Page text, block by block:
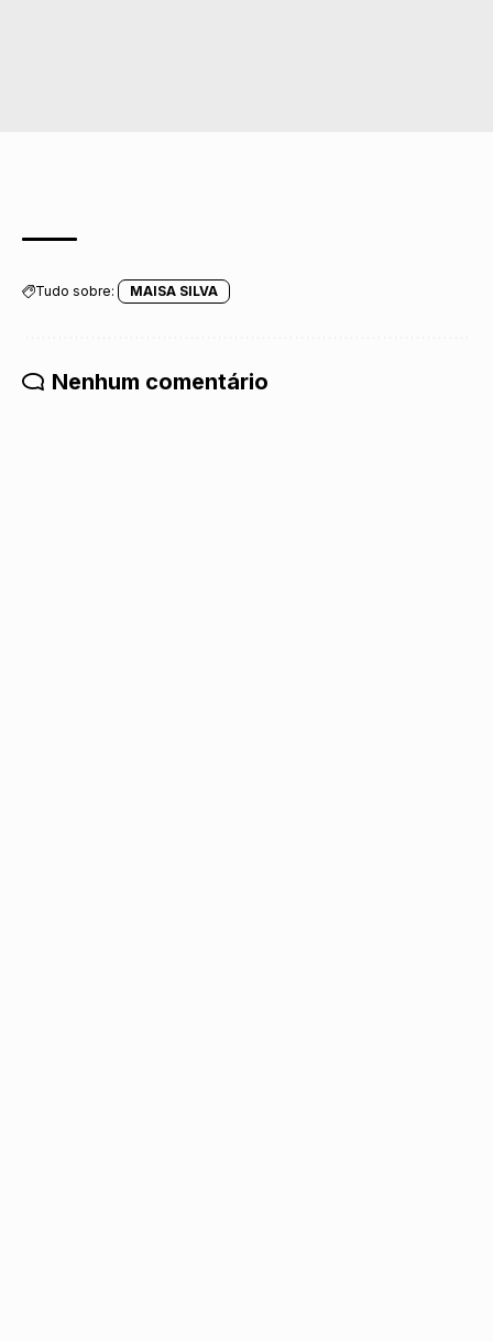
Tudo sobre: MAISA SILVA
Nenhum comentário